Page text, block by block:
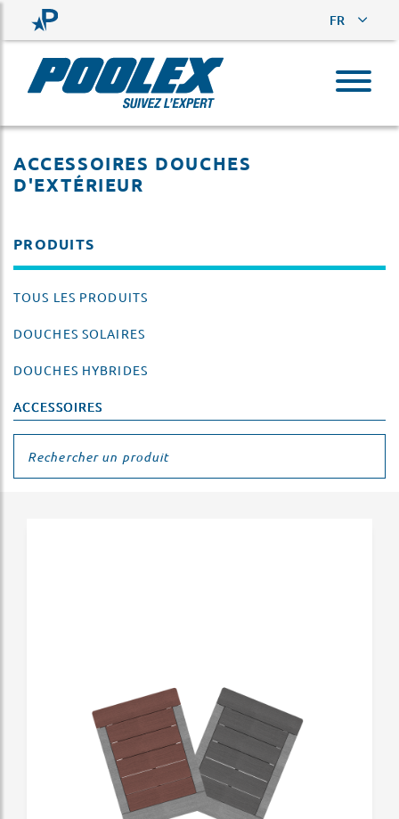
FR
ACCESSOIRES DOUCHES
D'EXTÉRIEUR
PRODUITS
TOUS LES PRODUITS
DOUCHES SOLAIRES
DOUCHES HYBRIDES
ACCESSOIRES